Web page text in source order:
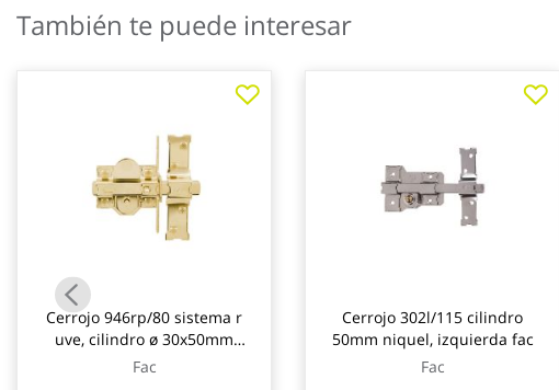
al
comienzo
También te puede interesar
Cerrojo 946rp/80 sistema r
uve, cilindro ø 30x50mm
dorado fac
Fac
Cerrojo 302l/115 cilindro
50mm niquel, izquierda fac
Fac